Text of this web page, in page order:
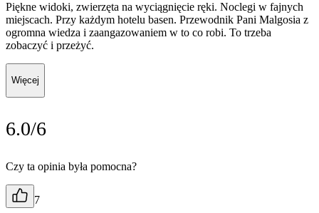
Piękne widoki, zwierzęta na wyciągnięcie ręki. Noclegi w fajnych
miejscach. Przy każdym hotelu basen. Przewodnik Pani Malgosia z
ogromna wiedza i zaangazowaniem w to co robi. To trzeba
zobaczyć i przeżyć.
Więcej
6.0/6
Czy ta opinia była pomocna?
7